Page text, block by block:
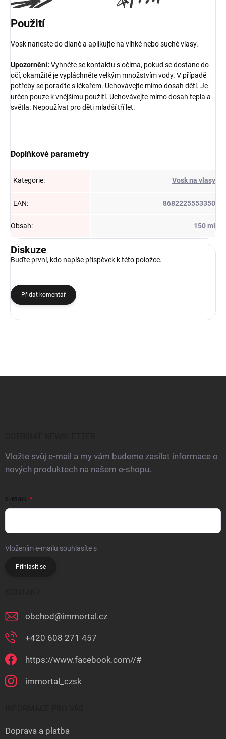
Použití
Vosk naneste do dlaně a aplikujte na vlhké nebo suché vlasy.
Upozornění: Vyhněte se kontaktu s očima, pokud se dostane do
očí, okamžitě je vypláchněte velkým množstvím vody. V případě
potřeby se poraďte s lékařem. Uchovávejte mimo dosah dětí. Je
určen pouze k vnějšímu použití. Uchovávejte mimo dosah tepla a
světla. Nepoužívat pro děti mladší tří let.
Doplňkové parametry
Kategorie: Vosk na vlasy
EAN: 8682225553350
Obsah: 150 ml
Diskuze
Buďte první, kdo napíše příspěvek k této položce.
Přidat komentář
Vložte svůj e-mail a my vám budeme zasílat informace o
nových produktech na našem e-shopu.
E-MAIL
Vložením e-mailu souhlasíte s
Přihlásit se
obchod@immortal.cz
+420 608 271 457
https://www.facebook.com//#
immortal_czsk
Doprava a platba